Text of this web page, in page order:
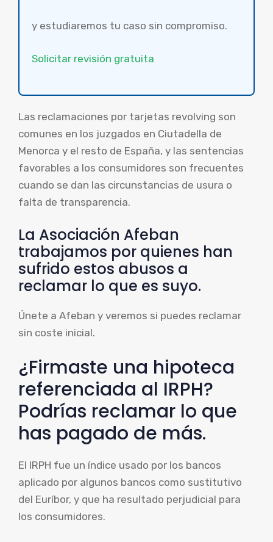
y estudiaremos tu caso sin compromiso.
Solicitar revisión gratuita
Las reclamaciones por tarjetas revolving son
comunes en los juzgados en Ciutadella de
Menorca y el resto de España, y las sentencias
favorables a los consumidores son frecuentes
cuando se dan las circunstancias de usura o
falta de transparencia.
La Asociación Afeban
trabajamos por quienes han
sufrido estos abusos a
reclamar lo que es suyo.
Únete a Afeban y veremos si puedes reclamar
sin coste inicial.
¿Firmaste una hipoteca
referenciada al IRPH?
Podrías reclamar lo que
has pagado de más.
El IRPH fue un índice usado por los bancos
aplicado por algunos bancos como sustitutivo
del Euríbor, y que ha resultado perjudicial para
los consumidores.